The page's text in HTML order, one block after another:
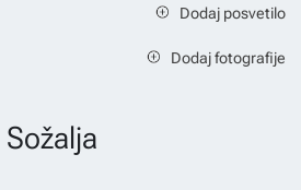
Dodaj posvetilo
Dodaj fotografije
Sožalja